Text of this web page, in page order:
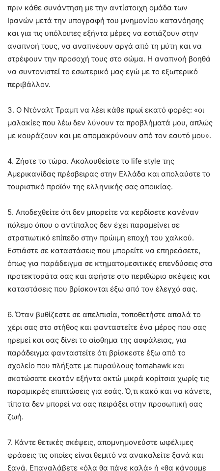
πριν κάθε συνάντηση με την αντίστοιχη ομάδα των
Ιρανών μετά την υπογραφή του μνημονίου κατανόησης
και για τις υπόλοιπες εξήντα μέρες να εστιάζουν στην
αναπνοή τους, να αναπνέουν αργά από τη μύτη και να
στρέφουν την προσοχή τους στο σώμα. Η αναπνοή βοηθά
να συντονιστεί το εσωτερικό μας εγώ με το εξωτερικό
περιβάλλον.
3. Ο Ντόναλτ Τραμπ να λέει κάθε πρωί εκατό φορές: «οι
μαλακίες που λέω δεν λύνουν τα προβλήματά μου, απλώς
με κουράζουν και με απομακρύνουν από τον εαυτό μου».
4. Ζήστε το τώρα. Ακολουθείστε το life style της
Αμερικανίδας πρέσβειρας στην Ελλάδα και απολαύστε το
τουριστικό προϊόν της ελληνικής σας αποικίας.
5. Αποδεχθείτε ότι δεν μπορείτε να κερδίσετε κανέναν
πόλεμο όπου ο αντίπαλος δεν έχει παραμείνει σε
στρατιωτικό επίπεδο στην πρώιμη εποχή του χαλκού.
Εστιάστε σε καταστάσεις που μπορείτε να επηρεάσετε,
όπως για παράδειγμα σε κτηματομεσιτικές επενδύσεις στα
προτεκτοράτα σας και αφήστε στο περιθώριο σκέψεις και
καταστάσεις που βρίσκονται έξω από τον έλεγχό σας.
6. Όταν βυθίζεστε σε απελπισία, τοποθετήστε απαλά το
χέρι σας στο στήθος και φανταστείτε ένα μέρος που σας
ηρεμεί και σας δίνει το αίσθημα της ασφάλειας, για
παράδειγμα φανταστείτε ότι βρίσκεστε έξω από το
σχολείο που πλήξατε με πυραύλους tomahawk και
σκοτώσατε εκατόν εξήντα οκτώ μικρά κορίτσια χωρίς τις
παραμικρές επιπτώσεις για εσάς. Ό,τι κακό και να κάνετε,
τίποτα δεν μπορεί να σας πειράξει στην προσωπική σας
ζωή.
7. Κάντε θετικές σκέψεις, απομνημονεύστε ωφέλιμες
φράσεις τις οποίες είναι θεμιτό να ανακαλείτε ξανά και
ξανά. Επαναλάβετε «όλα θα πάνε καλά» ή «θα κάνουμε